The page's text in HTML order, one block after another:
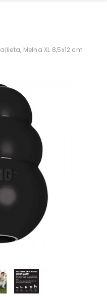
Melna XL 8,5x12 cm